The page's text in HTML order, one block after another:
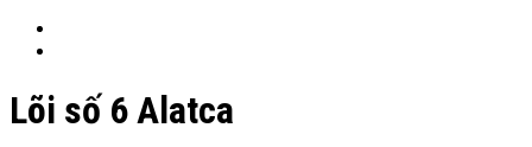
Lõi số 6 Alatca